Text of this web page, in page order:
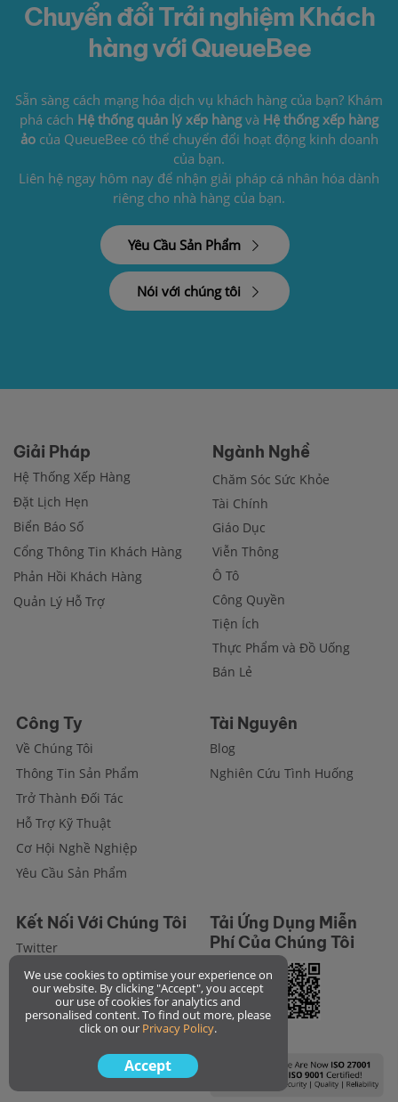
Chuyển đổi Trải nghiệm Khách
hàng với QueueBee
Sẵn sàng cách mạng hóa dịch vụ khách hàng của bạn? Khám
phá cách Hệ thống quản lý xếp hàngvà Hệ thống xếp hàng
ảocủa QueueBee có thể chuyển đổi hoạt động kinh doanh
của bạn.
Liên hệ ngay hôm nay để nhận giải pháp cá nhân hóa dành
riêng cho nhà hàng của bạn.
Yêu Cầu Sản Phẩm
Nói với chúng tôi
Giải Pháp
Hệ Thống Xếp Hàng
Đặt Lịch Hẹn
Biển Báo Số
Cổng Thông Tin Khách Hàng
Phản Hồi Khách Hàng
Quản Lý Hỗ Trợ
Ngành Nghề
Chăm Sóc Sức Khỏe
Tài Chính
Giáo Dục
Viễn Thông
Ô Tô
Công Quyền
Tiện Ích
Thực Phẩm và Đồ Uống
Bán Lẻ
Công Ty
Về Chúng Tôi
Thông Tin Sản Phẩm
Trở Thành Đối Tác
Hỗ Trợ Kỹ Thuật
Cơ Hội Nghề Nghiệp
Yêu Cầu Sản Phẩm
Tài Nguyên
Blog
Nghiên Cứu Tình Huống
Kết Nối Với Chúng Tôi
Twitter
Facebook
Instagram
Linkedin
Tải Ứng Dụng Miễn
Phí Của Chúng Tôi
We use cookies to optimise your experience on
our website. By clicking "Accept", you accept
our use of cookies for analytics and
personalised content. To find out more, please
click on our Privacy Policy.
Accept